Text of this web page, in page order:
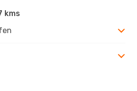
kms